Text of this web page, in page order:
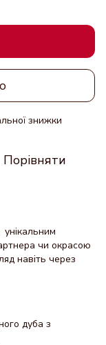
знижки
Порівняти
чи окрасою
навіть через
дуба з